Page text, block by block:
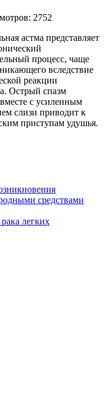
2752
астма представляет
процесс, чаще
вследствие
реакции
Острый спазм
с усиленным
слизи приводит к
приступам удушья.
средствами
легких